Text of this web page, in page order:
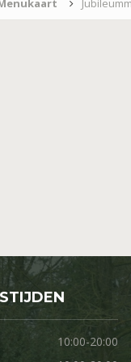
10:00-20:00